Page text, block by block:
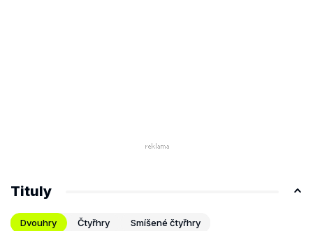
Tituly
Dvouhry Čtyřhry Smíšené čtyřhry